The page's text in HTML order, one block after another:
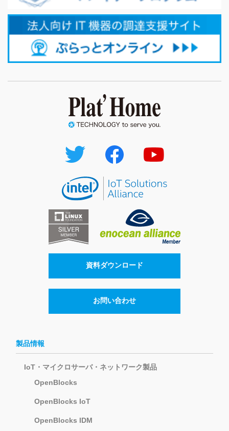
資料ダウンロード
お問い合わせ
製品情報
IoT・マイクロサーバ・ネットワーク製品
OpenBlocks
OpenBlocks IoT
OpenBlocks IDM